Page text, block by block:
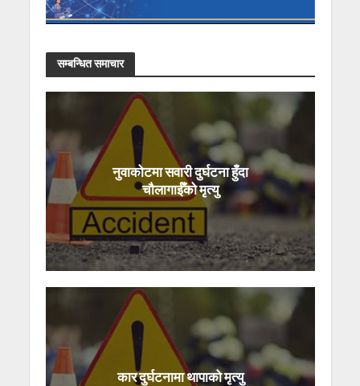
सम्बन्धित समाचार
नुवाकोटमा सवारी दुर्घटना हुँदा
चौलागाईँको मृत्यु
कार दुर्घटनामा थापाको मृत्यु